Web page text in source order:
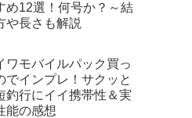
め12選！何号か？～結
や長さも解説
ワモバイルパック買っ
でインプレ！サクッと
釣行にイイ携帯性＆実
能の感想